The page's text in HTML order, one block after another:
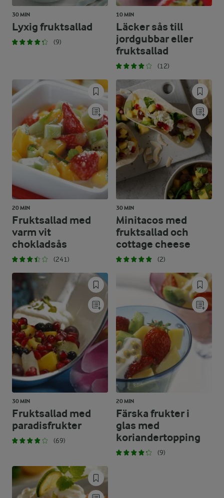
30 MIN
Lyxig fruktsallad
(9)
10 MIN
Läcker sås till
jordgubbar eller
fruktsallad
(12)
20 MIN
Fruktsallad med
varm vit
chokladsås
(241)
30 MIN
Minitacos med
fruktsallad och
cottage cheese
(2)
30 MIN
Fruktsallad med
paradisfrukter
(69)
20 MIN
Färska frukter i
glas med
koriandertopping
(9)